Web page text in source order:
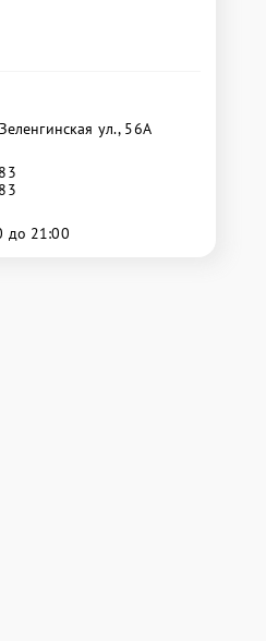
ул., 56А
до 21:00